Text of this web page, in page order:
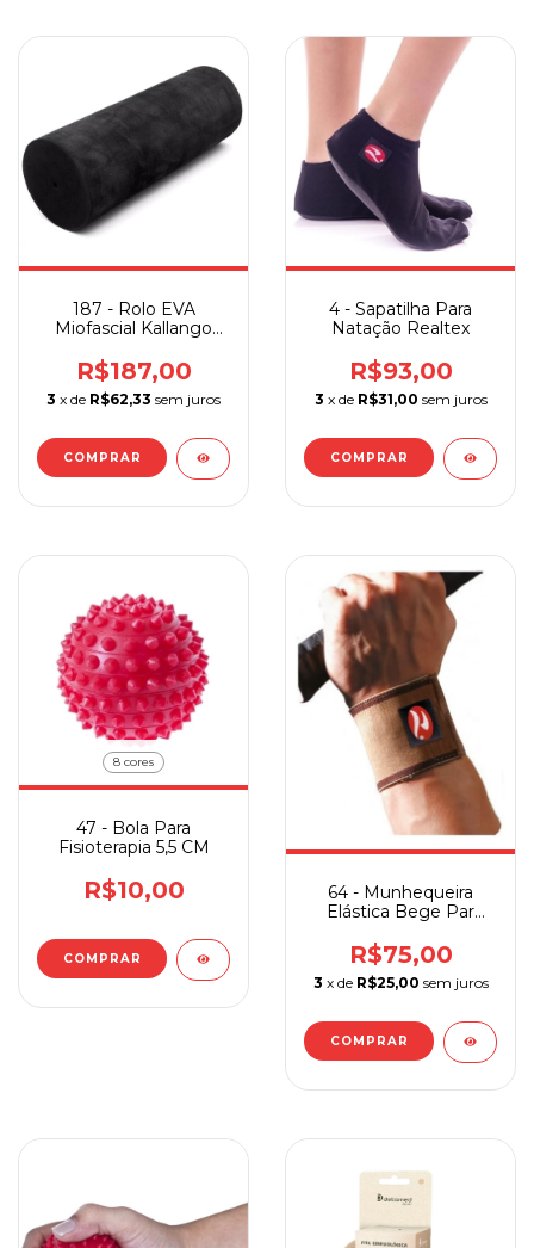
187 - Rolo EVA
Miofascial Kallango
R$187,00
3 x de R$62,33 sem juros
4 - Sapatilha Para
Natação Realtex
R$93,00
3 x de R$31,00 sem juros
COMPRAR
8 cores
47 - Bola Para
Fisioterapia 5,5 CM
R$10,00
COMPRAR
64 - Munhequeira
Elástica Bege Par
R$75,00
3 x de R$25,00 sem juros